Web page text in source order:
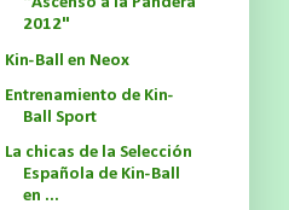
2012"
Kin-Ball en Neox
Entrenamiento de Kin-
Ball Sport
La chicas de la Selección
Española de Kin-Ball
en ...